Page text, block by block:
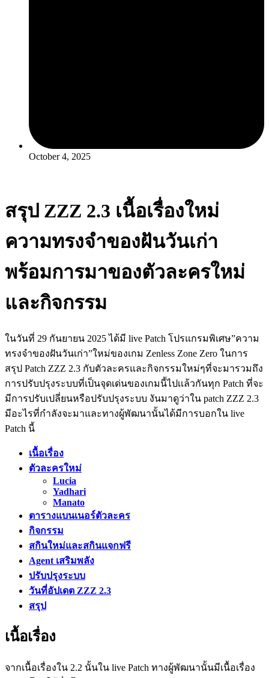
October 4, 2025
สรุป ZZZ 2.3 เนื้อเรื่องใหม่
ความทรงจำของฝันวันเก่า
พร้อมการมาของตัวละครใหม่
และกิจกรรม
ในวันที่ 29 กันยายน 2025 ได้มี live Patch โปรแกรมพิเศษ”ความ
ทรงจำของฝันวันเก่า”ใหม่ของเกม Zenless Zone Zero ในการ
สรุป Patch ZZZ 2.3 กับตัวละครและกิจกรรมใหม่ๆที่จะมารวมถึง
การปรับปรุงระบบที่เป็นจุดเด่นของเกมนี้ไปเเล้วกันทุก Patch ที่จะ
มีการปรับเปลี่ยนหรือปรับปรุงระบบ งันมาดูว่าใน patch ZZZ 2.3
มีอะไรที่กำลังจะมาและทางผู้พัฒนานั้นได้มีการบอกใน live
Patch นี้
เนื้อเรื่อง
ตัวละครใหม่
Lucia
Yadhari
Manato
ตารางแบนเนอร์ตัวละคร
กิจกรรม
สกินใหม่และสกินแจกฟรี
Agent เสริมพลัง
ปรับปรุงระบบ
วันที่อัปเดต ZZZ 2.3
สรุป
เนื้อเรื่อง
จากเนื้อเรื่องใน 2.2 นั้นใน live Patch ทางผู้พัฒนานั้นมีเนื้อเรื่อง